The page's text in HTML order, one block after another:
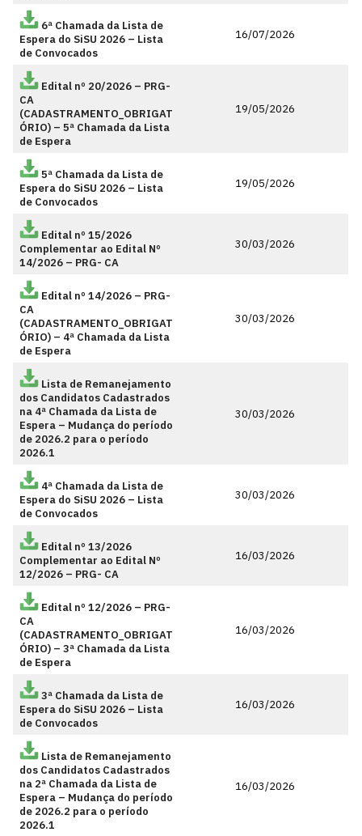
6ª Chamada da Lista de
Espera do SiSU 2026 – Lista
de Convocados
16/07/2026
Edital nº 20/2026 – PRG-
CA
(CADASTRAMENTO_OBRIGAT
ÓRIO) – 5ª Chamada da Lista
de Espera
19/05/2026
5ª Chamada da Lista de
Espera do SiSU 2026 – Lista
de Convocados
19/05/2026
Edital nº 15/2026
Complementar ao Edital Nº
14/2026 – PRG- CA
30/03/2026
Edital nº 14/2026 – PRG-
CA
(CADASTRAMENTO_OBRIGAT
ÓRIO) – 4ª Chamada da Lista
de Espera
30/03/2026
Lista de Remanejamento
dos Candidatos Cadastrados
na 4ª Chamada da Lista de
Espera – Mudança do período
de 2026.2 para o período
2026.1
30/03/2026
4ª Chamada da Lista de
Espera do SiSU 2026 – Lista
de Convocados
30/03/2026
Edital nº 13/2026
Complementar ao Edital Nº
12/2026 – PRG- CA
16/03/2026
Edital nº 12/2026 – PRG-
CA
(CADASTRAMENTO_OBRIGAT
ÓRIO) – 3ª Chamada da Lista
de Espera
16/03/2026
3ª Chamada da Lista de
Espera do SiSU 2026 – Lista
de Convocados
16/03/2026
Lista de Remanejamento
dos Candidatos Cadastrados
na 2ª Chamada da Lista de
Espera – Mudança do período
de 2026.2 para o período
2026.1
16/03/2026